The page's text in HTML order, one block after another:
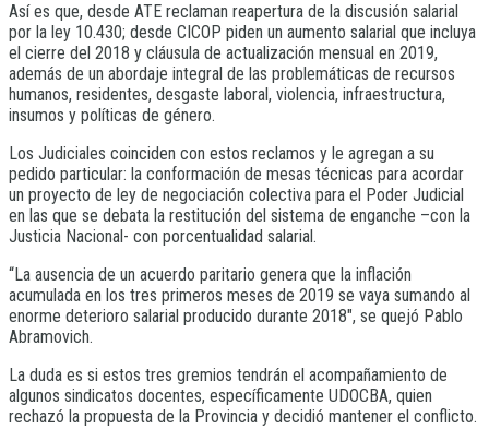
Así es que, desde ATE reclaman reapertura de la discusión salarial
por la ley 10.430; desde CICOP piden un aumento salarial que incluya
el cierre del 2018 y cláusula de actualización mensual en 2019,
además de un abordaje integral de las problemáticas de recursos
humanos, residentes, desgaste laboral, violencia, infraestructura,
insumos y políticas de género.
Los Judiciales coinciden con estos reclamos y le agregan a su
pedido particular: la conformación de mesas técnicas para acordar
un proyecto de ley de negociación colectiva para el Poder Judicial
en las que se debata la restitución del sistema de enganche –con la
Justicia Nacional- con porcentualidad salarial.
“La ausencia de un acuerdo paritario genera que la inflación
acumulada en los tres primeros meses de 2019 se vaya sumando al
enorme deterioro salarial producido durante 2018″, se quejó Pablo
Abramovich.
La duda es si estos tres gremios tendrán el acompañamiento de
algunos sindicatos docentes, específicamente UDOCBA, quien
rechazó la propuesta de la Provincia y decidió mantener el conflicto.